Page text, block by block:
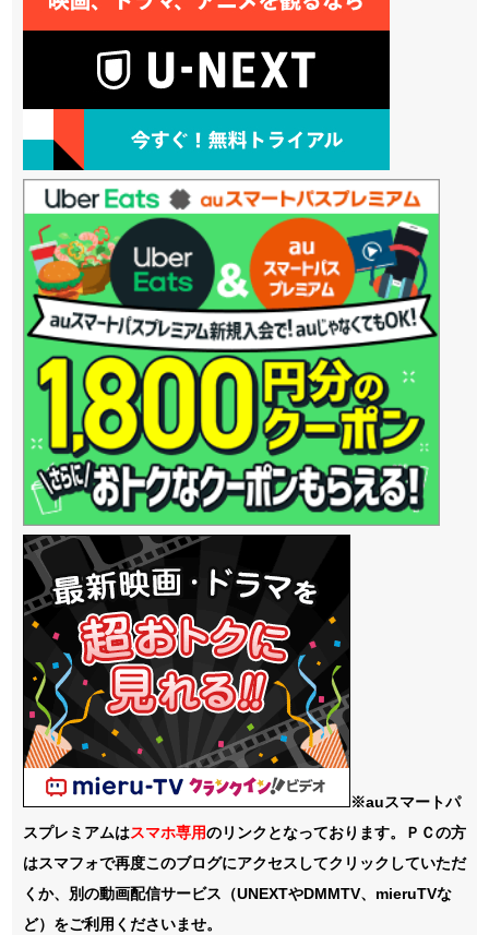
※auスマートパ
スプレミアムはスマホ専用のリンクとなっております。ＰＣの方
はスマフォで再度このブログにアクセスしてクリックしていただ
くか、別の動画配信サービス（UNEXTやDMMTV、mieruTVな
ど）をご利用くださいませ。